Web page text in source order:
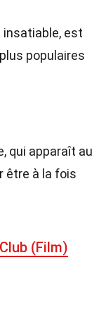
insatiable, est
populaires
qui apparaît au
être à la fois
(Film)